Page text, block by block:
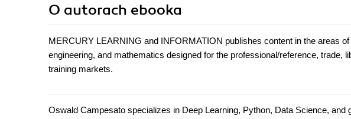
O autorach ebooka
MERCURY LEARNING and INFORMATION publishes content in the areas
engineering, and mathematics designed for the professional/reference, trade,
training markets.
Oswald Campesato specializes in Deep Learning, Python, Data Science,